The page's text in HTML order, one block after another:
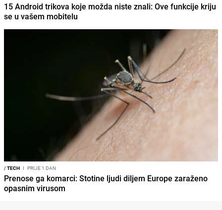
15 Android trikova koje možda niste znali: Ove funkcije kriju
se u vašem mobitelu
/TECH I PRIJE 1 DAN
Prenose ga komarci: Stotine ljudi diljem Europe zaraženo
opasnim virusom